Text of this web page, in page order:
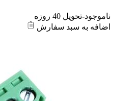
ناموجود-تحویل 40 روزه
اضافه به سبد سفارش